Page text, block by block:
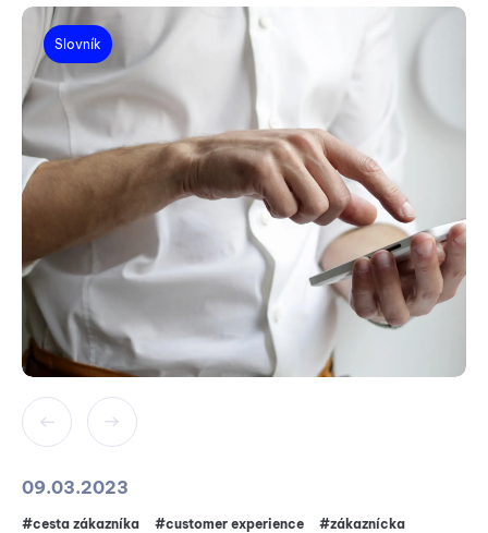
Slovník
09.03.2023
#cesta zákazníka #customer experience
#zákaznícka